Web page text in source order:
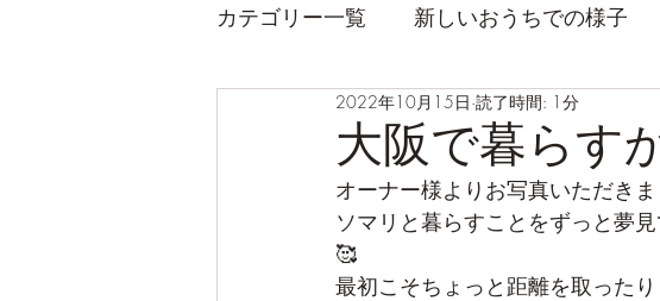
カテゴリー一覧 新しいおうちでの様子
衛生・健康・病気etc 我が家の日常
大阪で暮らす
2022年10月15日 読了時間: 1分
オーナー様よりお写真いただきま
ソマリと暮らすことをずっと夢
🥰
最初こそちょっと距離を取った